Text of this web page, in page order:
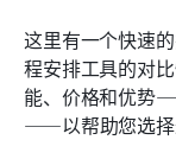
这里有一个快速
程安排工具的对
能、价格和优势
——以帮助您选择